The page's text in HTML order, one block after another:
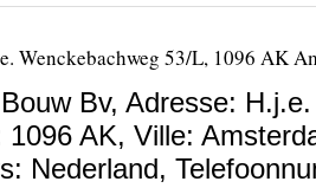
Wenckebachweg 53/L, 1096 AK
Bv, Adresse:
1096 AK, Ville:
Nederland,